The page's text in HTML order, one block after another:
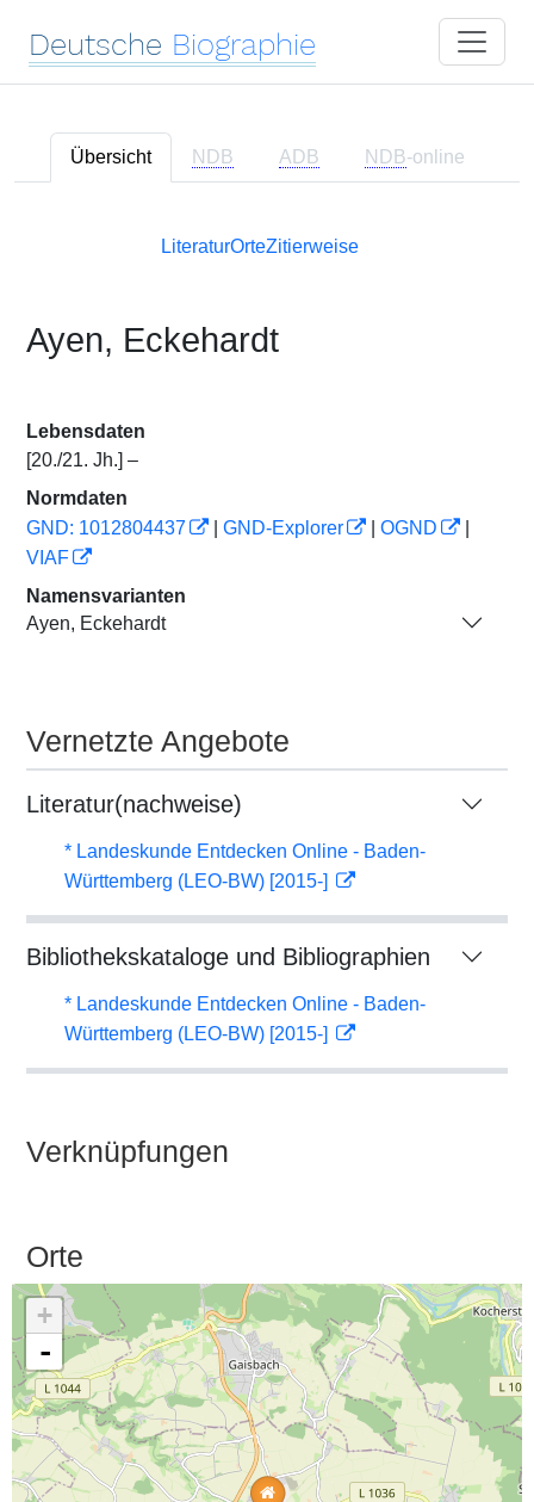
Deutsche Biographie
Übersicht NDB ADB NDB-online
LiteraturOrteZitierweise
Ayen, Eckehardt
Lebensdaten
[20./21. Jh.] –
Normdaten
GND: 1012804437
GND-Explorer OGND
VIAF
Namensvarianten
Ayen, Eckehardt
Vernetzte Angebote
Literatur(nachweise)
* Landeskunde Entdecken Online - Baden-
Württemberg (LEO-BW) [2015-]
Bibliothekskataloge und Bibliographien
* Landeskunde Entdecken Online - Baden-
Württemberg (LEO-BW) [2015-]
Verknüpfungen
Orte
+
-